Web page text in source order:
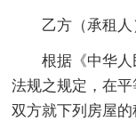
乙方（承租人
根据《中华人
法规之规定，在
双方就下列房屋的